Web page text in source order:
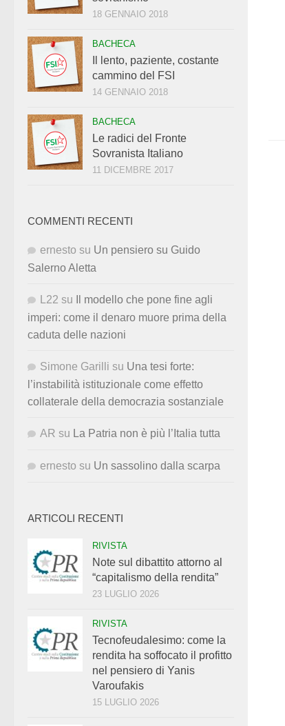
18 GENNAIO 2018
BACHECA
Il lento, paziente, costante
cammino del FSI
14 GENNAIO 2018
BACHECA
Le radici del Fronte
Sovranista Italiano
11 DICEMBRE 2017
COMMENTI RECENTI
ernesto su Un pensiero su Guido
Salerno Aletta
L22 su
Il modello che pone fine agli
imperi: come il denaro muore prima della
caduta delle nazioni
Simone Garilli su Una tesi forte:
l’instabilità istituzionale come effetto
collaterale della democrazia sostanziale
AR su La Patria non è più l’Italia tutta
ernesto su Un sassolino dalla scarpa
ARTICOLI RECENTI
RIVISTA
Note sul dibattito attorno al
“capitalismo della rendita”
23 LUGLIO 2026
RIVISTA
Tecnofeudalesimo: come la
rendita ha soffocato il profitto
nel pensiero di Yanis
Varoufakis
15 LUGLIO 2026